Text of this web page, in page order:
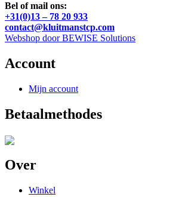
Bel of mail ons:
+31(0)13 – 78 20 933
contact@kluitmanstcp.com
Webshop door BEWISE Solutions
Account
Mijn account
Betaalmethodes
Over
Winkel